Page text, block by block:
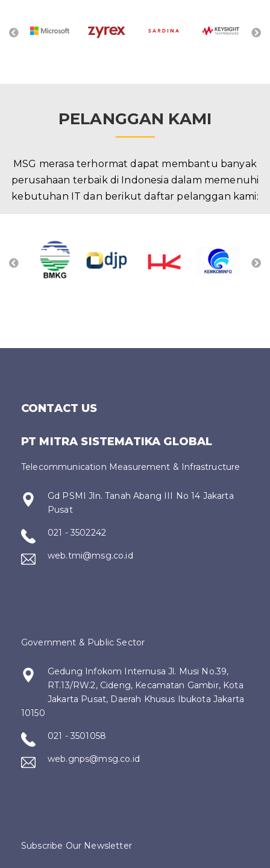
PELANGGAN KAMI
MSG merasa terhormat dapat membantu banyak
perusahaan terbaik di Indonesia dalam memenuhi
kebutuhan IT dan berikut daftar pelanggan kami:
CONTACT US
PT MITRA SISTEMATIKA GLOBAL
Telecommunication Measurement & Infrastructure
Gd PSMI Jln. Tanah Abang III No 14 Jakarta
Pusat
021 - 3502242
web.tmi@msg.co.id
Government & Public Sector
Gedung Infokom Internusa Jl. Musi No.39,
RT.13/RW.2, Cideng, Kecamatan Gambir, Kota
Jakarta Pusat, Daerah Khusus Ibukota Jakarta
10150
021 - 3501058
web.gnps@msg.co.id
Subscribe Our Newsletter